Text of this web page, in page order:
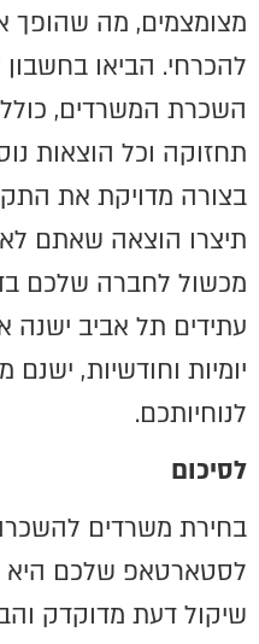
מצומצמים, מה שהופך
להכרחי. הביאו
השכרת המשרדים, כולל
תחזוקה וכל הוצאות
בצורה מדויקת את
תיצרו הוצאה שאתם לא
מכשול לחברה שלכם
עתידים תל אביב ישנה
יומיות וחודשיות, ישנם
לנוחיותכם.
לסיכום
בחירת משרדים
לסטארטאפ שלכם היא
שיקול דעת מדוקדק